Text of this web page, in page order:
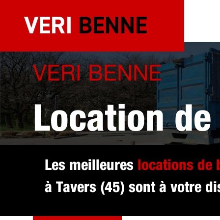
contenu
VERI BENNE
Location de
Les meilleures locations de
à Tavers (45) sont à votre